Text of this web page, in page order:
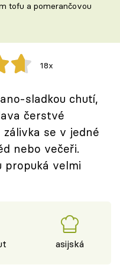
tofu a pomerančovou
18x
sladkou chutí,
čerstvé
se v jedné
nebo večeři.
velmi
asijská